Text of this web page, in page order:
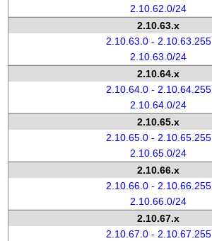
2.10.62.0/24
2.10.63.x
2.10.63.0 - 2.10.63.255
2.10.63.0/24
2.10.64.x
2.10.64.0 - 2.10.64.255
2.10.64.0/24
2.10.65.x
2.10.65.0 - 2.10.65.255
2.10.65.0/24
2.10.66.x
2.10.66.0 - 2.10.66.255
2.10.66.0/24
2.10.67.x
2.10.67.0 - 2.10.67.255